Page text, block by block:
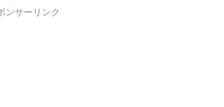
ンサーリンク